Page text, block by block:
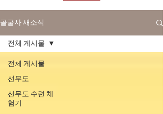
골굴사 새소식
전체 게시물
선무도
선무도 수련 체
험기
전체 게시물